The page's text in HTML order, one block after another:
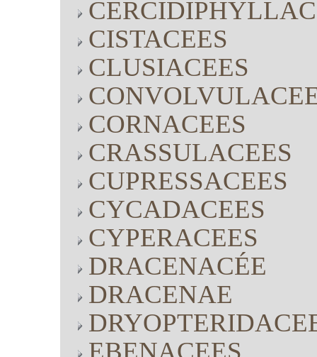
CISTACEES
CLUSIACEES
CORNACEES
CRASSULACEES
CUPRESSACEES
CYCADACEES
CYPERACEES
DRACENACÉE
DRACENAE
EBENACEES